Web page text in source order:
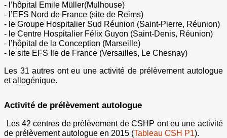
- l’hôpital Emile Müller(Mulhouse)
- l’EFS Nord de France (site de Reims)
- le Groupe Hospitalier Sud Réunion (Saint-Pierre, Réunion)
- le Centre Hospitalier Félix Guyon (Saint-Denis, Réunion)
- l’hôpital de la Conception (Marseille)
- le site EFS Ile de France (Versailles, Le Chesnay)
Les 31 autres ont eu une activité de prélèvement autologue
et allogénique.
Activité de prélèvement autologue
Les 42 centres de prélèvement de CSHP ont eu une activité
de prélèvement autologue en 2015 (Tableau CSH P1).